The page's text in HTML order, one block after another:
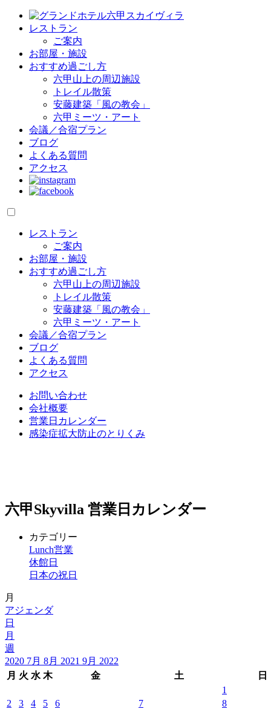
レストラン
ご案内
お部屋・施設
おすすめ過ごし方
六甲山上の周辺施設
トレイル散策
安藤建築「風の教会」
六甲ミーツ・アート
会議／合宿プラン
ブログ
よくある質問
アクセス
レストラン
ご案内
お部屋・施設
おすすめ過ごし方
六甲山上の周辺施設
トレイル散策
安藤建築「風の教会」
六甲ミーツ・アート
会議／合宿プラン
ブログ
よくある質問
アクセス
お問い合わせ
会社概要
営業日カレンダー
感染症拡大防止のとりくみ
六甲Skyvilla 営業日カレンダー
カテゴリー
Lunch営業
休館日
日本の祝日
月
アジェンダ
日
月
週
2020 7月 8月 2021 9月 2022
月 火 水 木 金 土
日
1
2
3 4 5 6 7
8